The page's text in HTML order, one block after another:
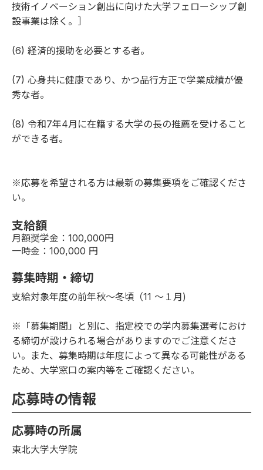
技術イノベーション創出に向けた大学フェローシップ創
設事業は除く。］
(6) 経済的援助を必要とする者。
(7) 心身共に健康であり、かつ品行方正で学業成績が優
秀な者。
(8) 令和7年4月に在籍する大学の長の推薦を受けること
ができる者。
※応募を希望される方は最新の募集要項をご確認くださ
い。
支給額
月額奨学金：100,000円
一時金：100,000 円
募集時期・締切
支給対象年度の前年秋〜冬頃（11 〜１月)
※「募集期間」と別に、指定校での学内募集選考におけ
る締切が設けられる場合がありますのでご注意くださ
い。また、募集時期は年度によって異なる可能性がある
ため、大学窓口の案内等をご確認ください。
応募時の情報
応募時の所属
東北大学大学院